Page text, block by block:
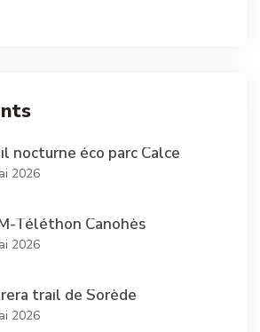
nocturne éco parc Calce
2026
Téléthon Canohès
2026
trail de Sorède
2026